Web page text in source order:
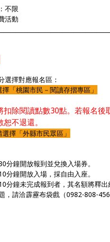
不限
活動
選擇對應報名區：
「桃園市民－閱讀存摺專區」
扣除閱讀點數30點。若報名後
不退還。
擇「外縣市民眾區」
分鐘開放報到並兌換入場券。
分鐘開放入場，採自由入座。
分鐘未完成報到者，其名額將釋出
，請洽霹靂布袋戲（0982-808-456